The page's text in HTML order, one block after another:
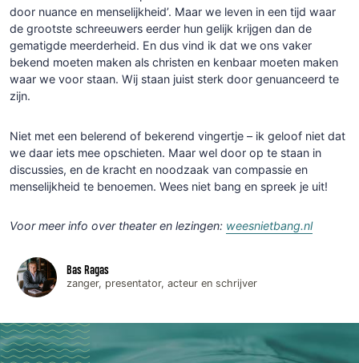
door nuance en menselijkheid’. Maar we leven in een tijd waar
de grootste schreeuwers eerder hun gelijk krijgen dan de
gematigde meerderheid. En dus vind ik dat we ons vaker
bekend moeten maken als christen en kenbaar moeten maken
waar we voor staan. Wij staan juist sterk door genuanceerd te
zijn.
Niet met een belerend of bekerend vingertje – ik geloof niet dat
we daar iets mee opschieten. Maar wel door op te staan in
discussies, en de kracht en noodzaak van compassie en
menselijkheid te benoemen. Wees niet bang en spreek je uit!​​​​​​​​​​​​​​​​
Voor meer info over theater en lezingen: weesnietbang.nl
Bas Ragas
zanger, presentator, acteur en schrijver